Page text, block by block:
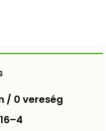
/ 0 vereség
16–4